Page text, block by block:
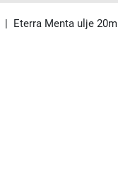
| Eterra Menta ulje 20ml